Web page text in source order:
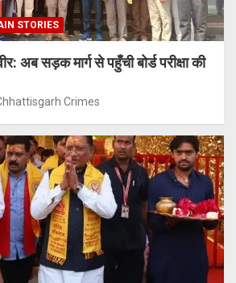
STORIES
अब सड़क मार्ग से पहुँची बोर्ड परीक्षा की
Crimes